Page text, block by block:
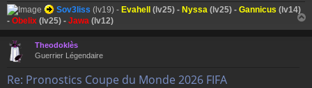
Sov3liss (lv19) - Evahell (lv25) - Nyssa (lv25) - Gannicus (lv14)
- Obelix (lv25) - Jawa (lv12)
a
Theodoklès
Guerrier Légendaire
Re: Pronostics Coupe du Monde 2026 FIFA